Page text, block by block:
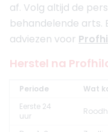
af. Volg altijd de
behandelende arts.
adviezen voor
Herstel na
Periode
Wat
Eerste 24
uur